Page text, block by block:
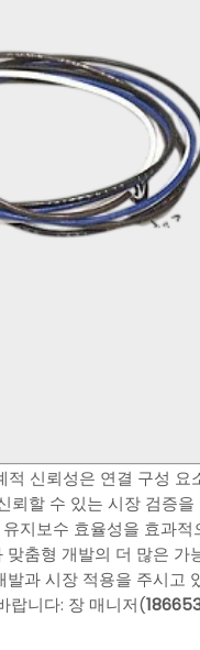
신뢰성은 연결 구성
할 수 있는 시장 검증
지보수 효율성을 효과
춤형 개발의 더 많은 가
과 시장 적용을 주시고
랍니다: 장 매니저(1